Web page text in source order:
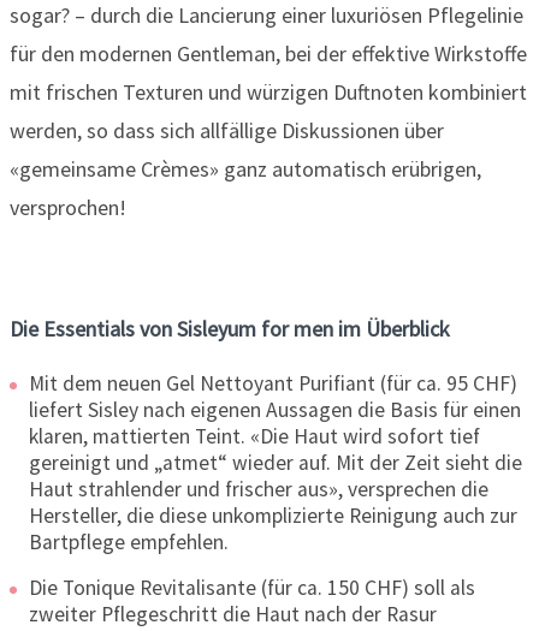
sogar? – durch die Lancierung einer luxuriösen Pflegelinie
für den modernen Gentleman, bei der effektive Wirkstoffe
mit frischen Texturen und würzigen Duftnoten kombiniert
werden, so dass sich allfällige Diskussionen über
«gemeinsame Crèmes» ganz automatisch erübrigen,
versprochen!
Die Essentials von Sisleyum for men im Überblick
Mit dem neuen Gel Nettoyant Purifiant (für ca. 95 CHF)
liefert Sisley nach eigenen Aussagen die Basis für einen
klaren, mattierten Teint. «Die Haut wird sofort tief
gereinigt und „atmet“ wieder auf. Mit der Zeit sieht die
Haut strahlender und frischer aus», versprechen die
Hersteller, die diese unkomplizierte Reinigung auch zur
Bartpflege empfehlen.
Die Tonique Revitalisante (für ca. 150 CHF) soll als
zweiter Pflegeschritt die Haut nach der Rasur